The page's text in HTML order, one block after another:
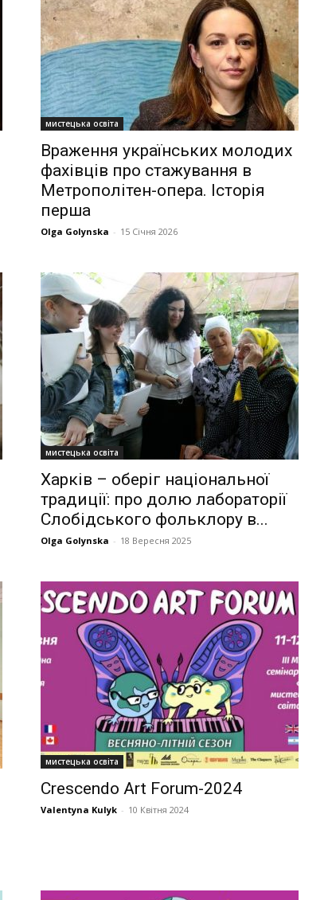
мистецька освіта
Враження українських молодих
фахівців про стажування в
Метрополітен-опера. Історія
перша
Olga Golynska - 15 Січня 2026
мистецька освіта
Харків – оберіг національної
традиції: про долю лабораторії
Слобідського фольклору в...
Olga Golynska - 18 Вересня 2025
мистецька освіта
Crescendo Art Forum-2024
Valentyna Kulyk - 10 Квітня 2024